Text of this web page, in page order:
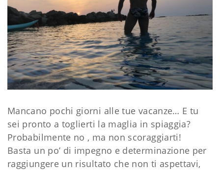
Mancano pochi giorni alle tue vacanze… E tu
sei pronto a toglierti la maglia in spiaggia?
Probabilmente no , ma non scoraggiarti!
Basta un po’ di impegno e determinazione per
raggiungere un risultato che non ti aspettavi,